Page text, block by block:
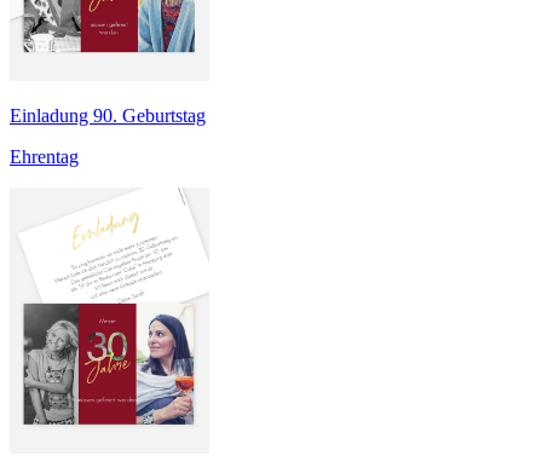
Einladung 90. Geburtstag
Ehrentag